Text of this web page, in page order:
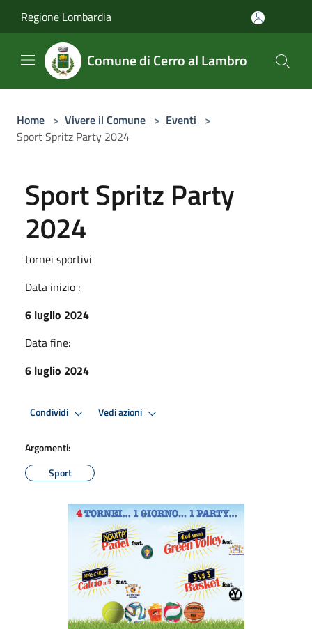
Regione Lombardia
Comune di Cerro al Lambro
Home > Vivere il Comune > Eventi >
Sport Spritz Party 2024
Sport Spritz Party
2024
tornei sportivi
Data inizio :
6 luglio 2024
Data fine:
6 luglio 2024
Condividi Vedi azioni
Argomenti:
Sport